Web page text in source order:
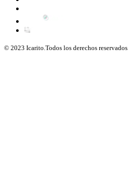
© 2023 Icarito.Todos los derechos reservados.